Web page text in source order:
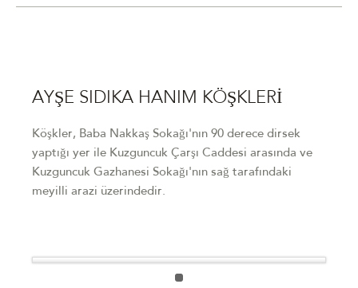
AYŞE SIDIKA HANIM KÖŞKLERİ
Köşkler, Baba Nakkaş Sokağı'nın 90 derece dirsek
yaptığı yer ile Kuzguncuk Çarşı Caddesi arasında ve
Kuzguncuk Gazhanesi Sokağı'nın sağ tarafındaki
meyilli arazi üzerindedir.